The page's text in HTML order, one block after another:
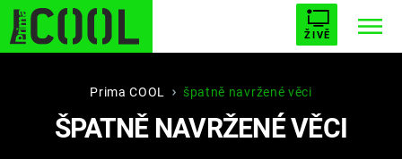
ŽIVĚ
STARHOUSE BUFFY, PŘEMOŽITELKA UPÍRŮ
ESCAPE PLNEJ KOTEL AVENGERS 5
Prima COOL špatně navržené věci
ŠPATNĚ NAVRŽENÉ VĚCI